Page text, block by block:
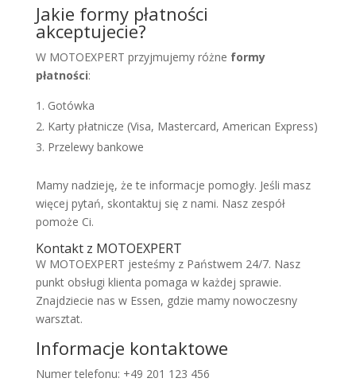
Jakie formy płatności
akceptujecie?
W MOTOEXPERT przyjmujemy różne formy
płatności:
Gotówka
Karty płatnicze (Visa, Mastercard, American Express)
Przelewy bankowe
Mamy nadzieję, że te informacje pomogły. Jeśli masz
więcej pytań, skontaktuj się z nami. Nasz zespół
pomoże Ci.
Kontakt z MOTOEXPERT
W MOTOEXPERT jesteśmy z Państwem 24/7. Nasz
punkt obsługi klienta pomaga w każdej sprawie.
Znajdziecie nas w Essen, gdzie mamy nowoczesny
warsztat.
Informacje kontaktowe
Numer telefonu: +49 201 123 456